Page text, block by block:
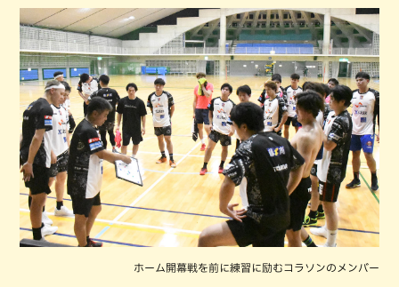
ホーム開幕戦を前に練習に励むコラソンのメンバー